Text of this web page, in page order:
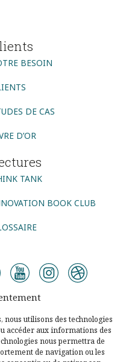
utilisons des technologies
accéder aux informations des
nous permettra de
de navigation ou les
BESOIN
DE CAS
D’OR
TANK
BOOK CLUB
DIGITALE
SOCIAL MEDIA
DIGITAL